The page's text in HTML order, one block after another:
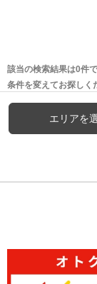
該当の検索結果は0件で
条件を変えてお探しく
エリアを